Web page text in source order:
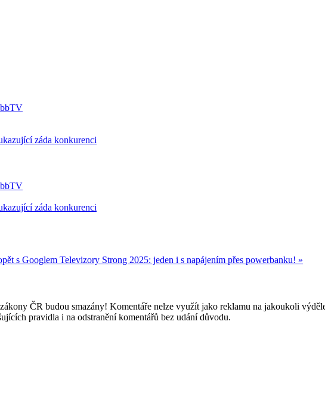
záda konkurenci
záda konkurenci
s Googlem Televizory Strong 2025: jeden i s napájením přes powerbanku! »
ČR budou smazány! Komentáře nelze využít jako reklamu na jakoukoli
pravidla i na odstranění komentářů bez udání důvodu.